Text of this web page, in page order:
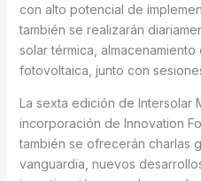
con alto potencial de
también se realizarán
solar térmica,
fotovoltaica, junto con
La sexta edición de Intersolar
incorporación de Innovation
también se ofrecerán charlas
vanguardia, nuevos